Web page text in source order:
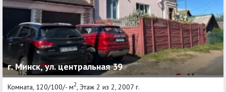
г. Минск, ул. центральная 39
Комната, 120/100/- м2, Этаж 2 из 2, 2007 г.